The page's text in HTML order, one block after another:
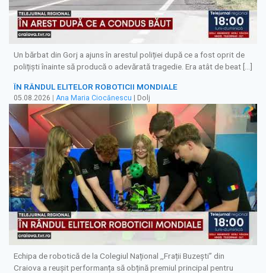
Un bărbat din Gorj a ajuns în arestul poliției după ce a fost oprit de
polițiști înainte să producă o adevărată tragedie. Era atât de beat […]
ÎN RÂNDUL ELITELOR ROBOTICII MONDIALE
05.08.2026 Ana Maria Ciocănescu | Dolj
Echipa de robotică de la Colegiul Național ,,Frații Buzești” din
Craiova a reușit performanța să obțină premiul principal pentru